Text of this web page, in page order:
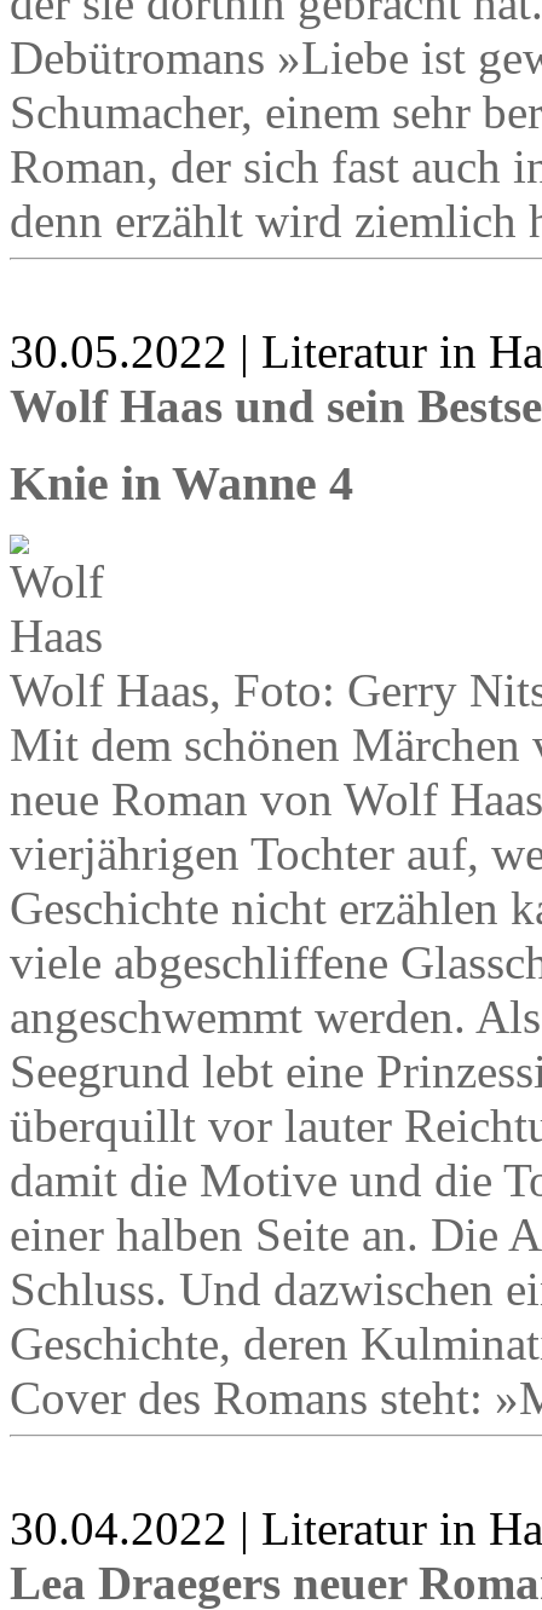
Debütromans »Liebe ist
Schumacher, einem sehr
Roman, der sich fast auch
denn erzählt wird ziemlich
30.05.2022 | Literatur in
Wolf Haas und sein
Knie in Wanne 4
Wolf Haas, Foto: Gerry
Mit dem schönen Märchen
neue Roman von Wolf
vierjährigen Tochter auf,
Geschichte nicht erzählen
viele abgeschliffene
angeschwemmt werden.
Seegrund lebt eine
überquillt vor lauter
damit die Motive und die
einer halben Seite an. Die
Schluss. Und dazwischen
Geschichte, deren
Cover des Romans steht:
30.04.2022 | Literatur in
Lea Draegers neuer